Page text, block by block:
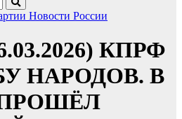
Новости России
КПРФ
НАРОДОВ. В